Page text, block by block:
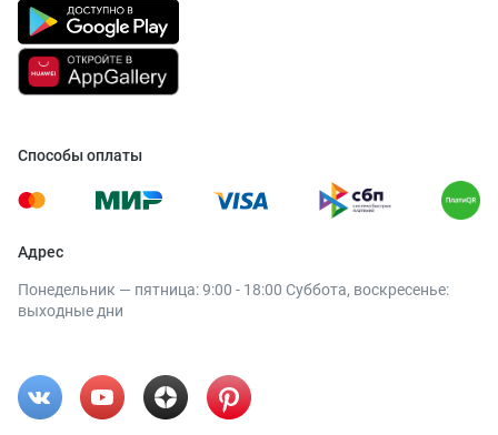
Способы оплаты
Адрес
Понедельник — пятница: 9:00 - 18:00 Суббота, воскресенье:
выходные дни